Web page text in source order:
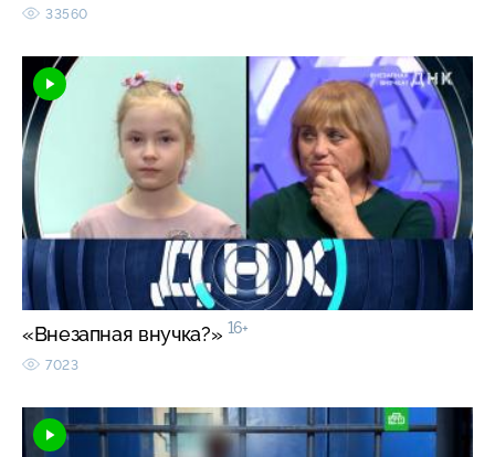
33560
«Внезапная внучка?» 16+
7023